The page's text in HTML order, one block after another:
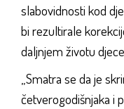
slabovidnosti kod
bi rezultirale
daljnjem životu
„Smatra se da je
četverogodišnjaka i